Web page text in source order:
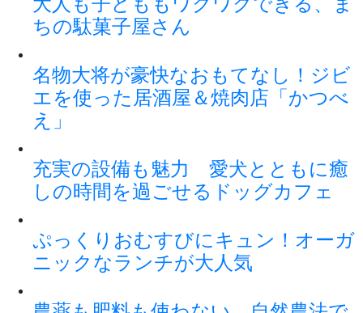
ちの駄菓子屋さん
名物大将が豪快なおもてなし！ジビ
エを使った居酒屋＆焼肉店「かつべ
え」
充実の設備も魅力 愛犬とともに癒
しの時間を過ごせるドッグカフェ
ぷっくりおむすびにキュン！オーガ
ニックなランチが大人気